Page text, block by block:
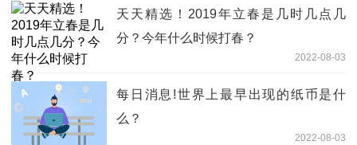
天天精选！2019年立春是几时几点几
分？今年什么时候打春？
2022-08-03
每日消息!世界上最早出现的纸币是什
么？
2022-08-03